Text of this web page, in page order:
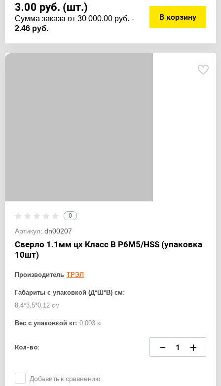
3.00 руб. (шт.)
Cумма заказа от 30 000.00 руб. -
2.46 руб.
В корзину
0
Артикул: dn00207
Сверло 1.1мм цх Класс В Р6М5/HSS (упаковка
10шт)
Производитель ТРЭЛ
Габариты с упаковкой (Д*Ш*В) см:
8,4*3,5*0,12 см
Вес с упаковкой кг: 0,003 кг
Кол-во: − +
Добавить к сравнению